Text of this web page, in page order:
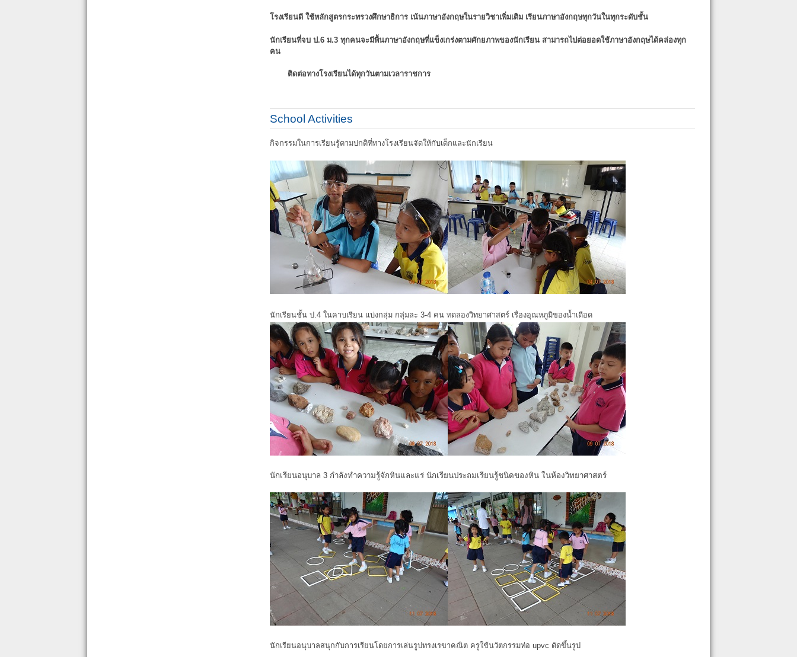
โรงเรียนดี ใช้หลักสูตรกระทรวงศึกษาธิการ เน้นภาษาอังกฤษในรายวิชาเพิ่มเติม เรียนภาษาอังกฤษทุกวันในทุกระดับชั้น
นักเรียนที่จบ ป.6 ม.3 ทุกคนจะมีพื้นภาษาอังกฤษที่แข็งเกร่งตามศักยภาพของนักเรียน สามารถไปต่อยอดใช้ภาษาอังกฤษได้คล่องทุก
คน
ติดต่อทางโรงเรียนได้ทุกวันตามเวลาราชการ
School Activities
กิจกรรมในการเรียนรู้ตามปกติที่ทางโรงเรียนจัดให้กับเด็กและนักเรียน
นักเรียนชั้น ป.4 ในคาบเรียน แบ่งกลุ่ม กลุ่มละ 3-4 คน ทดลองวิทยาศาสตร์ เรื่องอุณหภูมิของน้ำเดือด
นักเรียนอนุบาล 3 กำลังทำความรู้จักหินและแร่ นักเรียนประถมเรียนรูู้ชนิดของหิน ในห้องวิทยาศาสตร์
นักเรียนอนุบาลสนุกกับการเรียนโดยการเล่นรูปทรงเรขาคณิต ครูใช้นวัตกรรมท่อ upvc ดัดขึ้นรูป